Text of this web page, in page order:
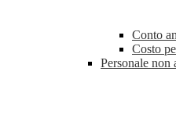
Conto
Costo
Personale non